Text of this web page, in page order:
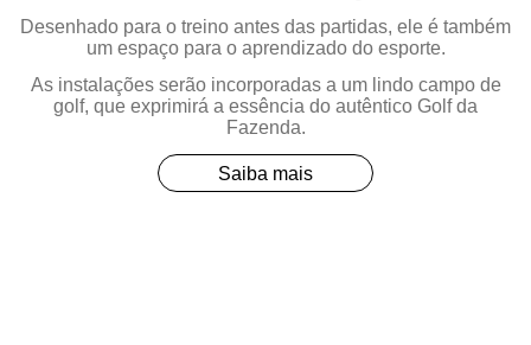
Desenhado para o treino antes das partidas, ele é também
um espaço para o aprendizado do esporte.
As instalações serão incorporadas a um lindo campo de
golf, que exprimirá a essência do autêntico Golf da
Fazenda.
Saiba mais